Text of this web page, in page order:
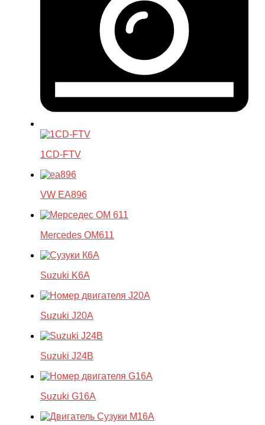
1CD-FTV
VW EA896
Mercedes OM611
Suzuki K6A
Suzuki J20A
Suzuki J24B
Suzuki G16A